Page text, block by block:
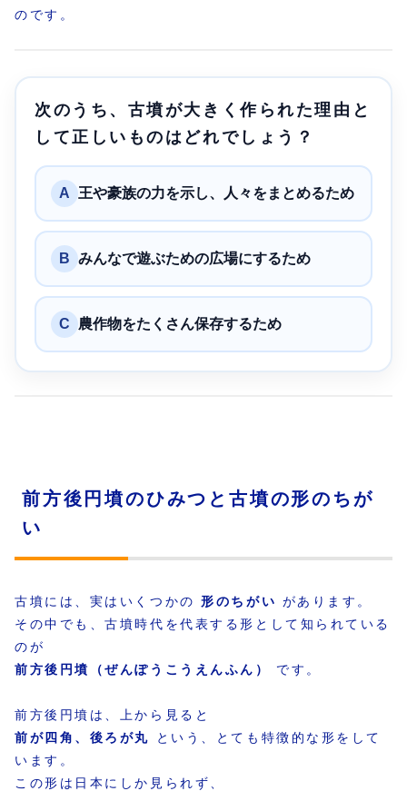
のです。
次のうち、古墳が大きく作られた理由と
して正しいものはどれでしょう？
A 王や豪族の力を示し、人々をまとめるため
B みんなで遊ぶための広場にするため
C 農作物をたくさん保存するため
前方後円墳のひみつと古墳の形のちが
い
古墳には、実はいくつかの形のちがい があります。
その中でも、古墳時代を代表する形として知られている
のが
前方後円墳（ぜんぽうこうえんふん）
です。
前方後円墳は、上から見ると
前が四角、後ろが丸
という、とても特徴的な形をして
います。
この形は日本にしか見られず、